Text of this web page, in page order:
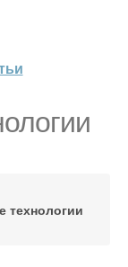
технологии